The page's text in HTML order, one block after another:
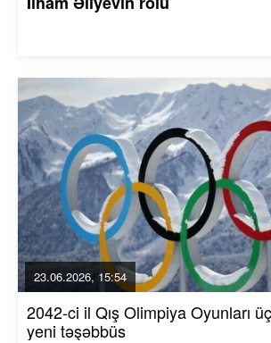
23.06.2026, 15:54
2042-ci il Qış Olimpiya Oyunları
yeni təşəbbüs